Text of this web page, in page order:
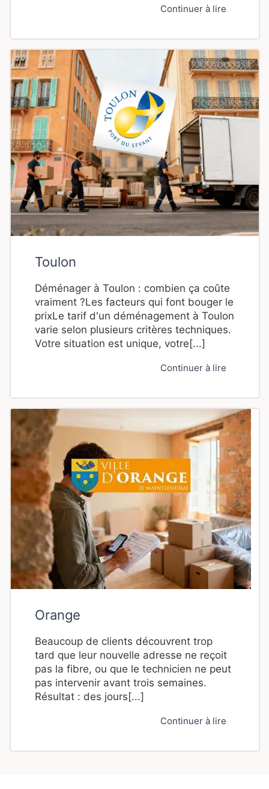
Continuer à lire
Toulon
Déménager à Toulon : combien ça coûte
vraiment ?Les facteurs qui font bouger le
prixLe tarif d'un déménagement à Toulon
varie selon plusieurs critères techniques.
Votre situation est unique, votre[...]
Continuer à lire
Orange
Beaucoup de clients découvrent trop
tard que leur nouvelle adresse ne reçoit
pas la fibre, ou que le technicien ne peut
pas intervenir avant trois semaines.
Résultat : des jours[...]
Continuer à lire